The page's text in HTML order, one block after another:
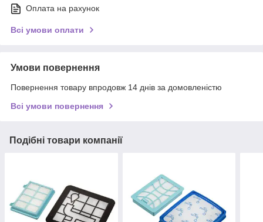
Оплата на рахунок
Всі умови оплати
Умови повернення
Повернення товару впродовж 14 днів за домовленістю
Всі умови повернення
Подібні товари компанії